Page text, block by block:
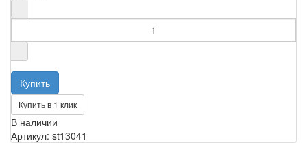
Купить в 1 клик
В наличии
Артикул: st13041